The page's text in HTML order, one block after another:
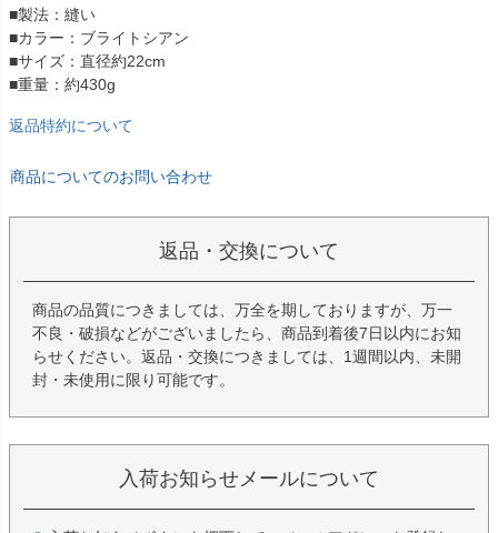
■製法：縫い
■カラー：ブライトシアン
■サイズ：直径約22cm
■重量：約430g
返品特約について
商品についてのお問い合わせ
返品・交換について
商品の品質につきましては、万全を期しておりますが、万一
不良・破損などがございましたら、商品到着後7日以内にお知
らせください。返品・交換につきましては、1週間以内、未開
封・未使用に限り可能です。
入荷お知らせメールについて